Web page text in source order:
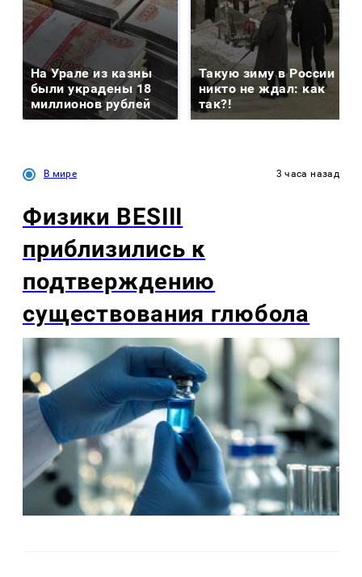
На Урале из казны
были украдены 18
миллионов рублей
Такую зиму в России
никто не ждал: как
так?!
В мире 3 часа назад
Физики BESIII
приблизились к
подтверждению
существования глюбола